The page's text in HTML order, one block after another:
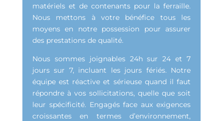
matériels et de contenants pour la ferraille.
Nous mettons à votre bénéfice tous les
moyens en notre possession pour assurer
des prestations de qualité.
Nous sommes joignables 24h sur 24 et 7
jours sur 7, incluant les jours fériés. Notre
équipe est réactive et sérieuse quand il faut
répondre à vos sollicitations, quelle que soit
leur spécificité. Engagés face aux exigences
croissantes en termes d’environnement,